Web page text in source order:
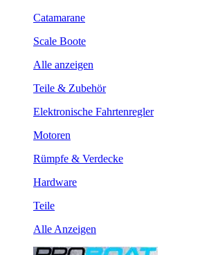
Catamarane
Scale Boote
Alle anzeigen
Teile & Zubehör
Elektronische Fahrtenregler
Motoren
Rümpfe & Verdecke
Hardware
Teile
Alle Anzeigen